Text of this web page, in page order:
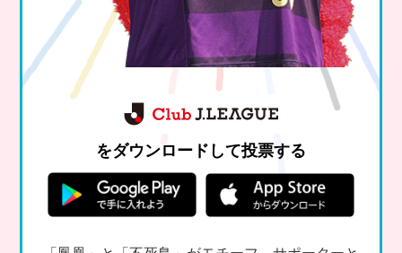
をダウンロードして投票する